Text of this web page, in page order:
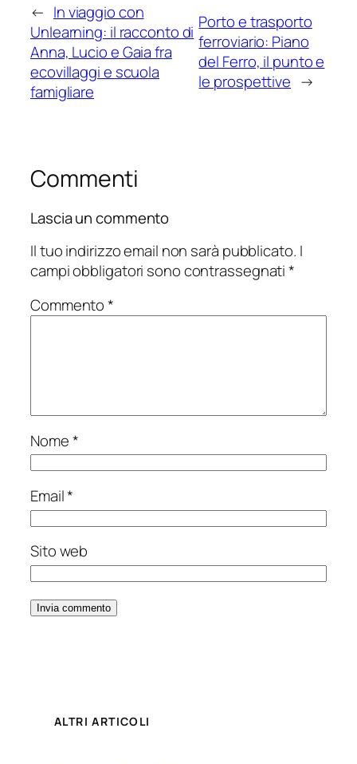
← In viaggio con
Unlearning: il racconto di
Anna, Lucio e Gaia fra
ecovillaggi e scuola
famigliare
Porto e trasporto
ferroviario: Piano
del Ferro, il punto e
le prospettive →
Commenti
Lascia un commento
Il tuo indirizzo email non sarà pubblicato. I
campi obbligatori sono contrassegnati*
Commento*
Nome*
Email*
Sito web
ALTRI ARTICOLI